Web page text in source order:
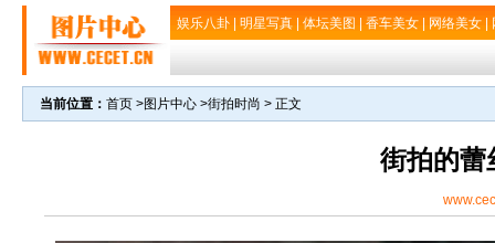
娱乐八卦 明星写真 体坛美图 香车美女 网络美女
当前位置： 首页 >图片中心 >街拍时尚 > 正文
街拍的蕾